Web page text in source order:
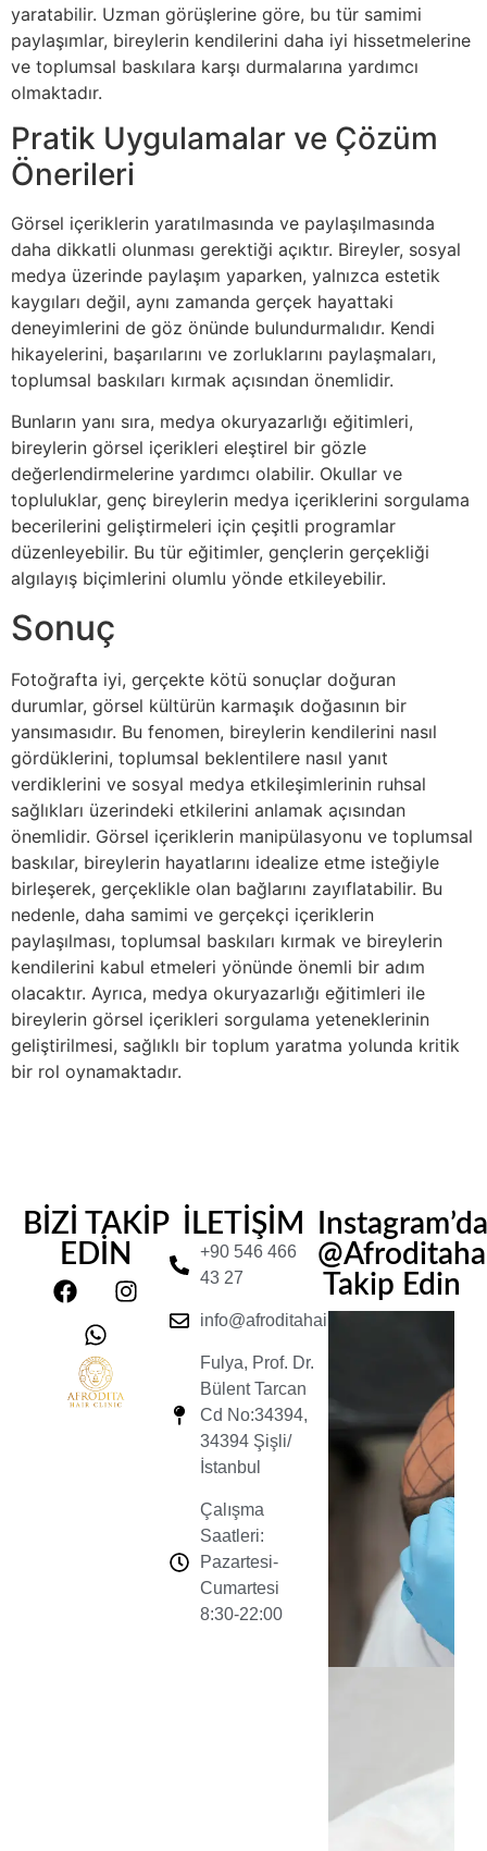
yaratabilir. Uzman görüşlerine göre, bu tür samimi
paylaşımlar, bireylerin kendilerini daha iyi hissetmelerine
ve toplumsal baskılara karşı durmalarına yardımcı
olmaktadır.
Pratik Uygulamalar ve Çözüm
Önerileri
Görsel içeriklerin yaratılmasında ve paylaşılmasında
daha dikkatli olunması gerektiği açıktır. Bireyler, sosyal
medya üzerinde paylaşım yaparken, yalnızca estetik
kaygıları değil, aynı zamanda gerçek hayattaki
deneyimlerini de göz önünde bulundurmalıdır. Kendi
hikayelerini, başarılarını ve zorluklarını paylaşmaları,
toplumsal baskıları kırmak açısından önemlidir.
Bunların yanı sıra, medya okuryazarlığı eğitimleri,
bireylerin görsel içerikleri eleştirel bir gözle
değerlendirmelerine yardımcı olabilir. Okullar ve
topluluklar, genç bireylerin medya içeriklerini sorgulama
becerilerini geliştirmeleri için çeşitli programlar
düzenleyebilir. Bu tür eğitimler, gençlerin gerçekliği
algılayış biçimlerini olumlu yönde etkileyebilir.
Sonuç
Fotoğrafta iyi, gerçekte kötü sonuçlar doğuran
durumlar, görsel kültürün karmaşık doğasının bir
yansımasıdır. Bu fenomen, bireylerin kendilerini nasıl
gördüklerini, toplumsal beklentilere nasıl yanıt
verdiklerini ve sosyal medya etkileşimlerinin ruhsal
sağlıkları üzerindeki etkilerini anlamak açısından
önemlidir. Görsel içeriklerin manipülasyonu ve toplumsal
baskılar, bireylerin hayatlarını idealize etme isteğiyle
birleşerek, gerçeklikle olan bağlarını zayıflatabilir. Bu
nedenle, daha samimi ve gerçekçi içeriklerin
paylaşılması, toplumsal baskıları kırmak ve bireylerin
kendilerini kabul etmeleri yönünde önemli bir adım
olacaktır. Ayrıca, medya okuryazarlığı eğitimleri ile
bireylerin görsel içerikleri sorgulama yeteneklerinin
geliştirilmesi, sağlıklı bir toplum yaratma yolunda kritik
bir rol oynamaktadır.
BİZİ TAKİP
EDİN
İLETİŞİM
+90 546 466
43 27
info@afroditahairclinic.com
Fulya, Prof. Dr.
Bülent Tarcan
Cd No:34394,
34394 Şişli/
İstanbul
Çalışma
Saatleri:
Pazartesi-
Cumartesi
8:30-22:00
Instagram’da
Takip Edin